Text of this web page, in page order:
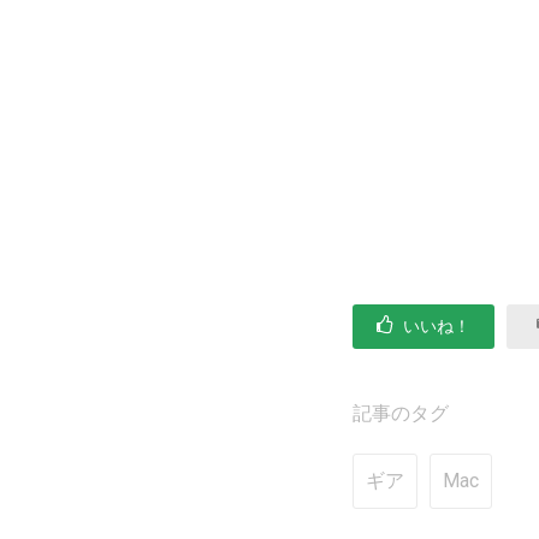
いいね！
記事のタグ
ギア Mac